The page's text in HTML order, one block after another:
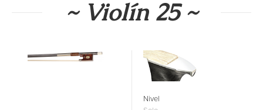
~ Violín 25 ~
Nivel